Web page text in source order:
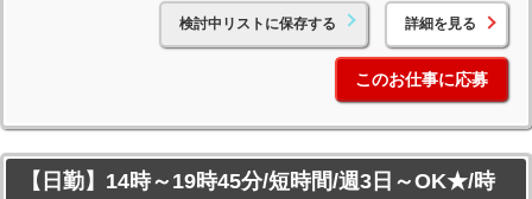
検討中リストに保存する 詳細を見る
このお仕事に応募
【日勤】14時～19時45分/短時間/週3日～OK★/時